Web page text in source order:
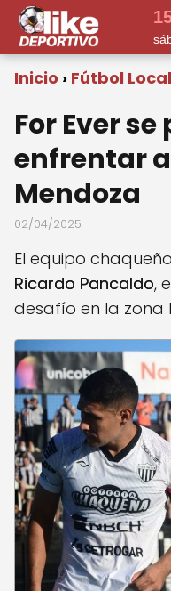
Inicio Fútbol Local
For Ever
enfrentar
Mendoza
02/04/2025
El equipo
Ricardo Pancaldo,
desafío en la zona